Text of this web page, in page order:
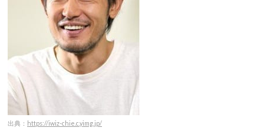
出典： https://iwiz-chie.c.yimg.jp/